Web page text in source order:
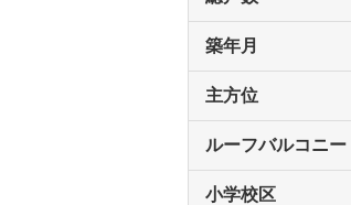
築年月
主方位
ルーフバルコニー
小学校区